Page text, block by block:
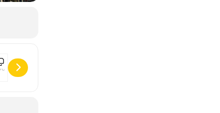
United Nouvelle Génération • Best Of Tour [wCzIPBc0E] []